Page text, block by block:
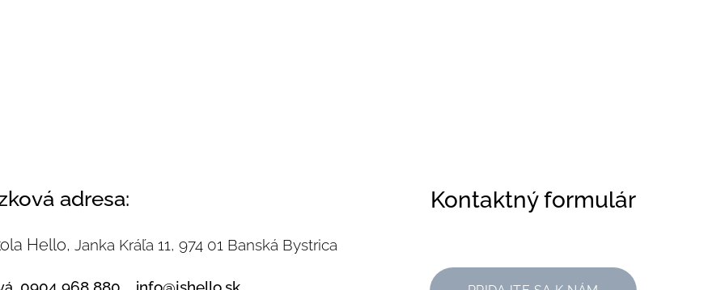
adresa:
Hello, Janka Kráľa 11, 974 01 Banská Bystrica
Kontaktný formulár